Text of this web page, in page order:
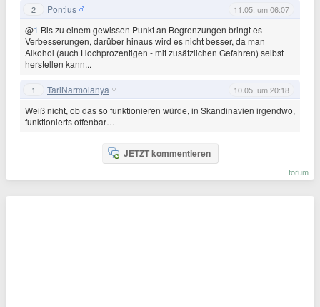
2 Pontius 11.05. um 06:07
@1 Bis zu einem gewissen Punkt an Begrenzungen bringt es
Verbesserungen, darüber hinaus wird es nicht besser, da man
Alkohol (auch Hochprozentigen - mit zusätzlichen Gefahren) selbst
herstellen kann...
1 TariNarmolanya 10.05. um 20:18
Weiß nicht, ob das so funktionieren würde, in Skandinavien irgendwo,
funktionierts offenbar…
JETZT kommentieren
forum